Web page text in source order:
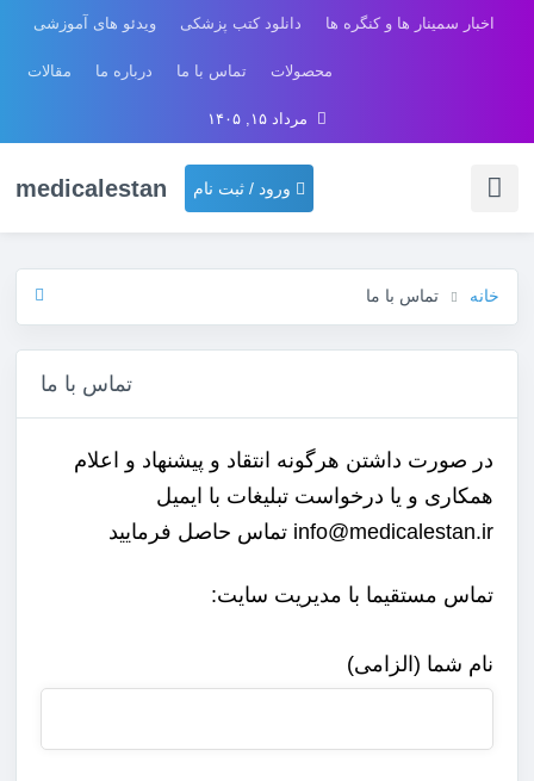
ویدئو های آموزشی دانلود کتب پزشکی اخبار سمینار ها و کنگره ها
مقالات درباره ما تماس با ما محصولات
مرداد ۱۵, ۱۴۰۵
medicalestan ورود / ثبت نام
خانه تماس با ما
تماس با ما
در صورت داشتن هرگونه انتقاد و پیشنهاد و اعلام
همکاری و یا درخواست تبلیغات با ایمیل
info@medicalestan.ir تماس حاصل فرمایید
تماس مستقیما با مدیریت سایت:
نام شما (الزامی)